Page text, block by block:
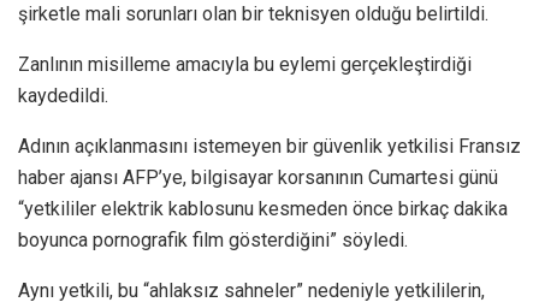
şirketle mali sorunları olan bir teknisyen olduğu belirtildi.
Zanlının misilleme amacıyla bu eylemi gerçekleştirdiği
kaydedildi.
Adının açıklanmasını istemeyen bir güvenlik yetkilisi Fransız
haber ajansı AFP’ye, bilgisayar korsanının Cumartesi günü
“yetkililer elektrik kablosunu kesmeden önce birkaç dakika
boyunca pornografik film gösterdiğini” söyledi.
Aynı yetkili, bu “ahlaksız sahneler” nedeniyle yetkililerin,